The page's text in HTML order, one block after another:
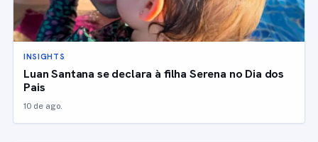
INSIGHTS
Luan Santana se declara à filha Serena no Dia dos
Pais
10 de ago.